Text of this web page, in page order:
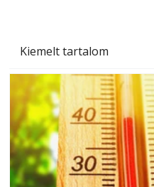
Kiemelt tartalom